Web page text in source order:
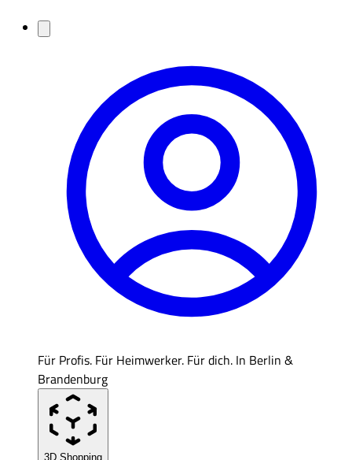
Für Profis. Für Heimwerker. Für dich. In Berlin &
Brandenburg
3D Shopping